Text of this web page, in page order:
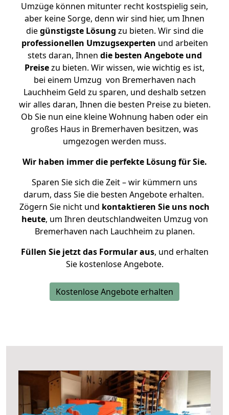
Umzüge können mitunter recht kostspielig sein,
aber keine Sorge, denn wir sind hier, um Ihnen
diegünstigste Lösung zu bieten. Wir sind die
professionellen Umzugsexperten und arbeiten
stets daran, Ihnen die besten Angebote und
Preisezu bieten. Wir wissen, wie wichtig es ist,
bei einem Umzug von Bremerhaven nach
Lauchheim Geld zu sparen, und deshalb setzen
wir alles daran, Ihnen die besten Preise zu bieten.
Ob Sie nun eine kleine Wohnung haben oder ein
großes Haus in Bremerhaven besitzen, was
umgezogen werden muss.
Wir haben immer die perfekte Lösung für Sie.
Sparen Sie sich die Zeit – wir kümmern uns
darum, dass Sie die besten Angebote erhalten.
Zögern Sie nicht und kontaktieren Sie uns noch
heute, um Ihren deutschlandweiten Umzug von
Bremerhaven nach Lauchheim zu planen.
Füllen Sie jetzt das Formular aus, und erhalten
Sie kostenlose Angebote.
Kostenlose Angebote erhalten